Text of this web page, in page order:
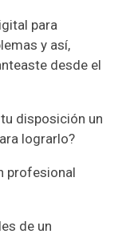
para
y así,
desde el
disposición un
lograrlo?
profesional
de un